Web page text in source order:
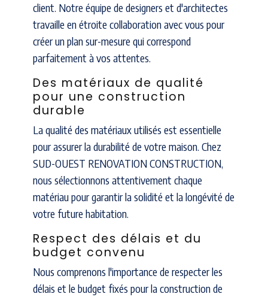
client. Notre équipe de designers et d'architectes
travaille en étroite collaboration avec vous pour
créer un plan sur-mesure qui correspond
parfaitement à vos attentes.
Des matériaux de qualité
pour une construction
durable
La qualité des matériaux utilisés est essentielle
pour assurer la durabilité de votre maison. Chez
SUD-OUEST RENOVATION CONSTRUCTION,
nous sélectionnons attentivement chaque
matériau pour garantir la solidité et la longévité de
votre future habitation.
Respect des délais et du
budget convenu
Nous comprenons l'importance de respecter les
délais et le budget fixés pour la construction de